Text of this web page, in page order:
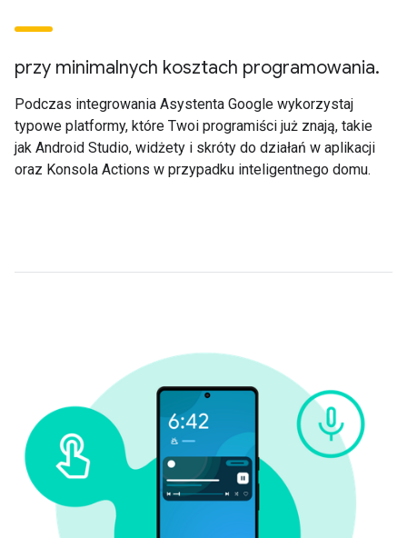
przy minimalnych kosztach programowania.
Podczas integrowania Asystenta Google wykorzystaj
typowe platformy, które Twoi programiści już znają, takie
jak Android Studio, widżety i skróty do działań w aplikacji
oraz Konsola Actions w przypadku inteligentnego domu.